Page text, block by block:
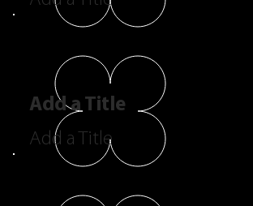
Add a Title
Add a Title